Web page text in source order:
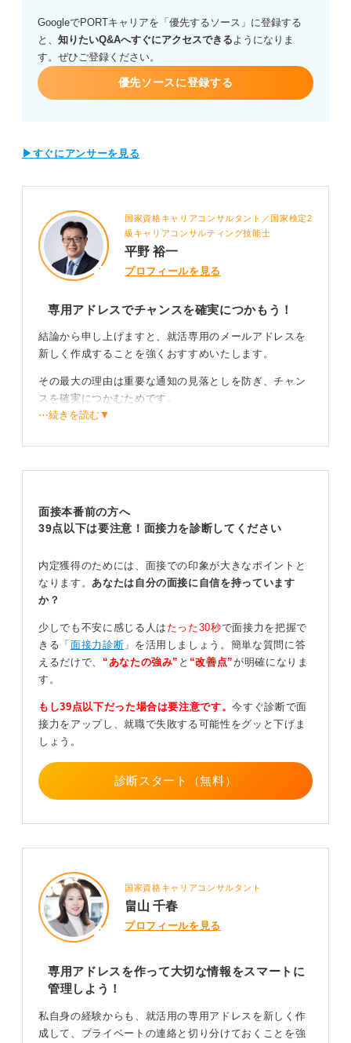
方に関する注意点も知りたいです。
GoogleでPORTキャリアを「優先するソース」に登録する
と、 知りたいQ&Aへすぐにアクセスできるようになりま
す。ぜひご登録ください。
優先ソースに登録する
▶すぐにアンサーを見る
国家資格キャリアコンサルタント／国家検定2
級キャリアコンサルティング技能士
平野 裕一
プロフィールを見る
専用アドレスでチャンスを確実につかもう！
結論から申し上げますと、就活専用のメールアドレスを
新しく作成することを強くおすすめいたします。
その最大の理由は重要な通知の見落としを防ぎ、チャン
スを確実につかむためです。
レス」は、志望度の高さを証明する強力な武器になりま
す。
を整えることが、企業からの信頼獲得への近道です。
シンプルなアドレスで信頼を築こう
作成の際は「yuichi.hirano.2026@……」のように、氏名
と年号を組み合わせたシンプルな文字列にしましょう。
サービスは、ビジネスシーンでの親和性と安定性が高い
一方で趣味の単語やニックネーム、複雑すぎる記号など
は管理ミスや入力エラーを招く可能性があるため避けて
「管制塔」です。
自ら情報をコントロールし、ビジネスパーソンとしての
⋯続きを読む▼
面接本番前の方へ
39点以下は要注意！面接力を診断してください
内定獲得のためには、面接での印象が大きなポイントと
なります。 あなたは自分の面接に自信を持っています
か？
少しでも不安に感じる人は たった30秒で面接力を把握で
きる「 面接力診断 」を活用しましょう。簡単な質問に答
えるだけで、 “あなたの強み” と “改善点”が明確になりま
す。
もし39点以下だった場合は要注意です。今すぐ診断で面
接力をアップし、就職で失敗する可能性をグッと下げま
しょう。
診断スタート（無料）
国家資格キャリアコンサルタント
畠山 千春
プロフィールを見る
専用アドレスを作って大切な情報をスマートに
管理しよう！
私自身の経験からも、就活用の専用アドレスを新しく作
成して、プライベートの連絡と切り分けておくことを強